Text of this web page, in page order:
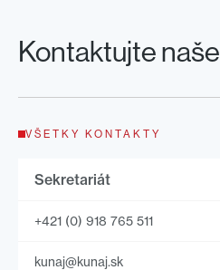
Kontaktujte naše
VŠETKY KONTAKTY
Sekretariát
+421 (0) 918 765 511
kunaj@kunaj.sk